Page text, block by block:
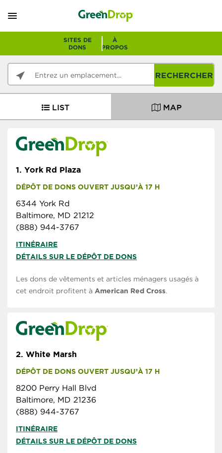
SITES DE
DONS
À
PROPOS
RECHERCHER
LIST MAP
1. York Rd Plaza
DÉPÔT DE DONS OUVERT JUSQU’À 17 H
6344 York Rd
Baltimore, MD 21212
(888) 944-3767
ITINÉRAIRE
DÉTAILS SUR LE DÉPÔT DE DONS
Les dons de vêtements et articles ménagers usagés à
cet endroit profitent à American Red Cross.
2. White Marsh
DÉPÔT DE DONS OUVERT JUSQU’À 17 H
8200 Perry Hall Blvd
Baltimore, MD 21236
(888) 944-3767
ITINÉRAIRE
DÉTAILS SUR LE DÉPÔT DE DONS